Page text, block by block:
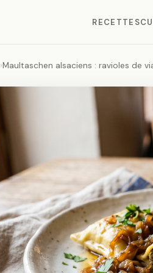
RECETTES
›Maultaschen alsaciens : ravioles de